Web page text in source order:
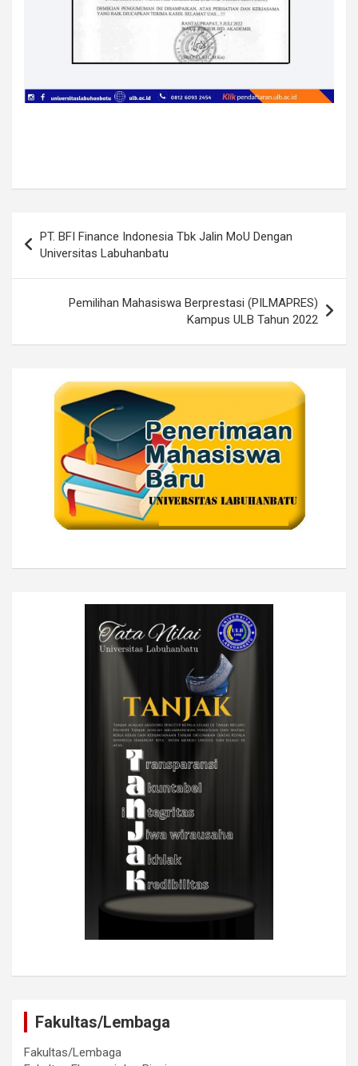
navigation
PT. BFI Finance Indonesia Tbk Jalin MoU Dengan
Universitas Labuhanbatu
Pemilihan Mahasiswa Berprestasi (PILMAPRES)
Kampus ULB Tahun 2022
Fakultas/Lembaga
Fakultas/Lembaga